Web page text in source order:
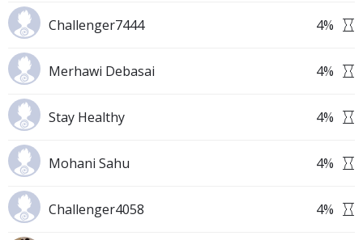
Challenger7444 4%
Merhawi Debasai 4%
Stay Healthy 4%
Mohani Sahu 4%
Challenger4058 4%